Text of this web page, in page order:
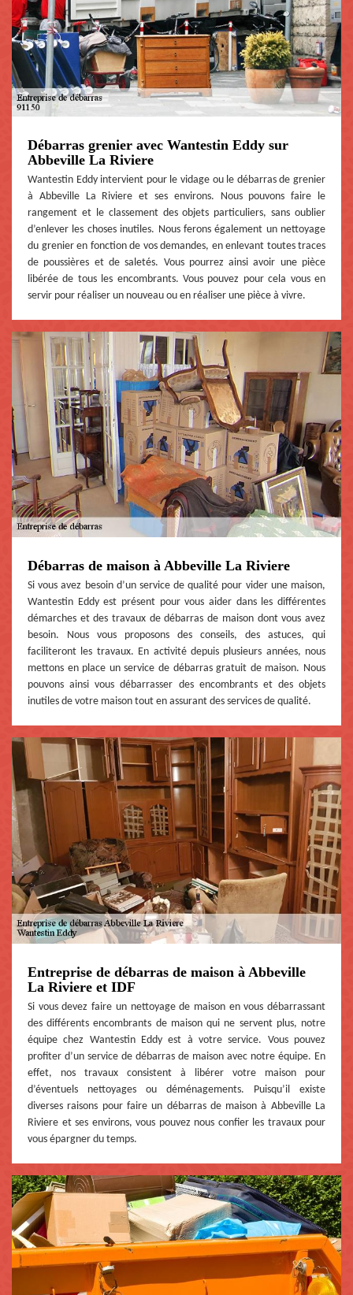
Débarras grenier avec Wantestin Eddy sur
Abbeville La Riviere
Wantestin Eddy intervient pour le vidage ou le débarras de grenier
à Abbeville La Riviere et ses environs. Nous pouvons faire le
rangement et le classement des objets particuliers, sans oublier
d’enlever les choses inutiles. Nous ferons également un nettoyage
du grenier en fonction de vos demandes, en enlevant toutes traces
de poussières et de saletés. Vous pourrez ainsi avoir une pièce
libérée de tous les encombrants. Vous pouvez pour cela vous en
servir pour réaliser un nouveau ou en réaliser une pièce à vivre.
Débarras de maison à Abbeville La Riviere
Si vous avez besoin d’un service de qualité pour vider une maison,
Wantestin Eddy est présent pour vous aider dans les différentes
démarches et des travaux de débarras de maison dont vous avez
besoin. Nous vous proposons des conseils, des astuces, qui
faciliteront les travaux. En activité depuis plusieurs années, nous
mettons en place un service de débarras gratuit de maison. Nous
pouvons ainsi vous débarrasser des encombrants et des objets
inutiles de votre maison tout en assurant des services de qualité.
Entreprise de débarras de maison à Abbeville
La Riviere et IDF
Si vous devez faire un nettoyage de maison en vous débarrassant
des différents encombrants de maison qui ne servent plus, notre
équipe chez Wantestin Eddy est à votre service. Vous pouvez
profiter d’un service de débarras de maison avec notre équipe. En
effet, nos travaux consistent à libérer votre maison pour
d’éventuels nettoyages ou déménagements. Puisqu’il existe
diverses raisons pour faire un débarras de maison à Abbeville La
Riviere et ses environs, vous pouvez nous confier les travaux pour
vous épargner du temps.